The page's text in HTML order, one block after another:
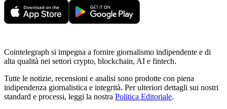
Cointelegraph si impegna a fornire giornalismo indipendente e di
alta qualità nei settori crypto, blockchain, AI e fintech.
Tutte le notizie, recensioni e analisi sono prodotte con piena
indipendenza giornalistica e integrità. Per ulteriori dettagli sui nostri
standard e processi, leggi la nostra Politica Editoriale.